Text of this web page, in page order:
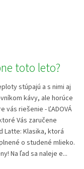
toto leto?
stúpajú a s nimi aj
kávy, ale horúce
vás riešenie - ĽADOVÁ
Vás zaručene
Latte: Klasika, ktorá
o studené mlieko.
Na ľad sa naleje e...